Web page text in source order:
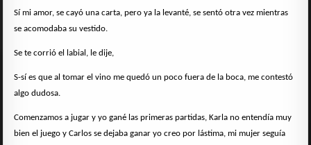
Sí mi amor, se cayó una carta, pero ya la levanté, se sentó otra vez mientras
se acomodaba su vestido.
Se te corrió el labial, le dije,
S-sí es que al tomar el vino me quedó un poco fuera de la boca, me contestó
algo dudosa.
Comenzamos a jugar y yo gané las primeras partidas, Karla no entendía muy
bien el juego y Carlos se dejaba ganar yo creo por lástima, mi mujer seguía